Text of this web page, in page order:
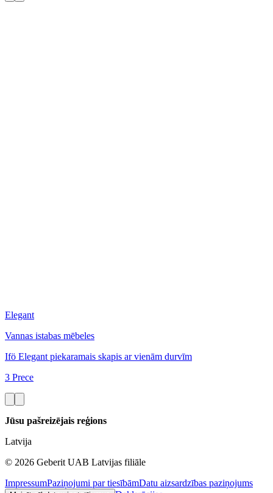
Elegant
Vannas istabas mēbeles
Ifö Elegant piekaramais skapis ar vienām durvīm
3 Prece
Jūsu pašreizējais reģions
Latvija
© 2026 Geberit UAB Latvijas filiāle
ImpressumPaziņojumi par tiesībāmDatu aizsardzības paziņojums